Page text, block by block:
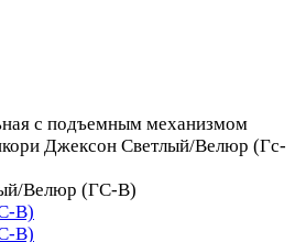
с подъемным механизмом
Джексон Светлый/Велюр (Гс-
Велюр (ГС-В)
В)
В)